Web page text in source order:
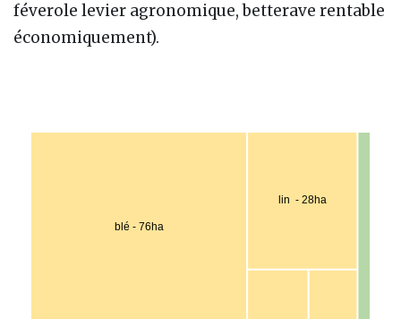
féverole levier agronomique, betterave rentable
économiquement).